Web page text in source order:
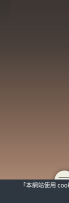
「本網站使用